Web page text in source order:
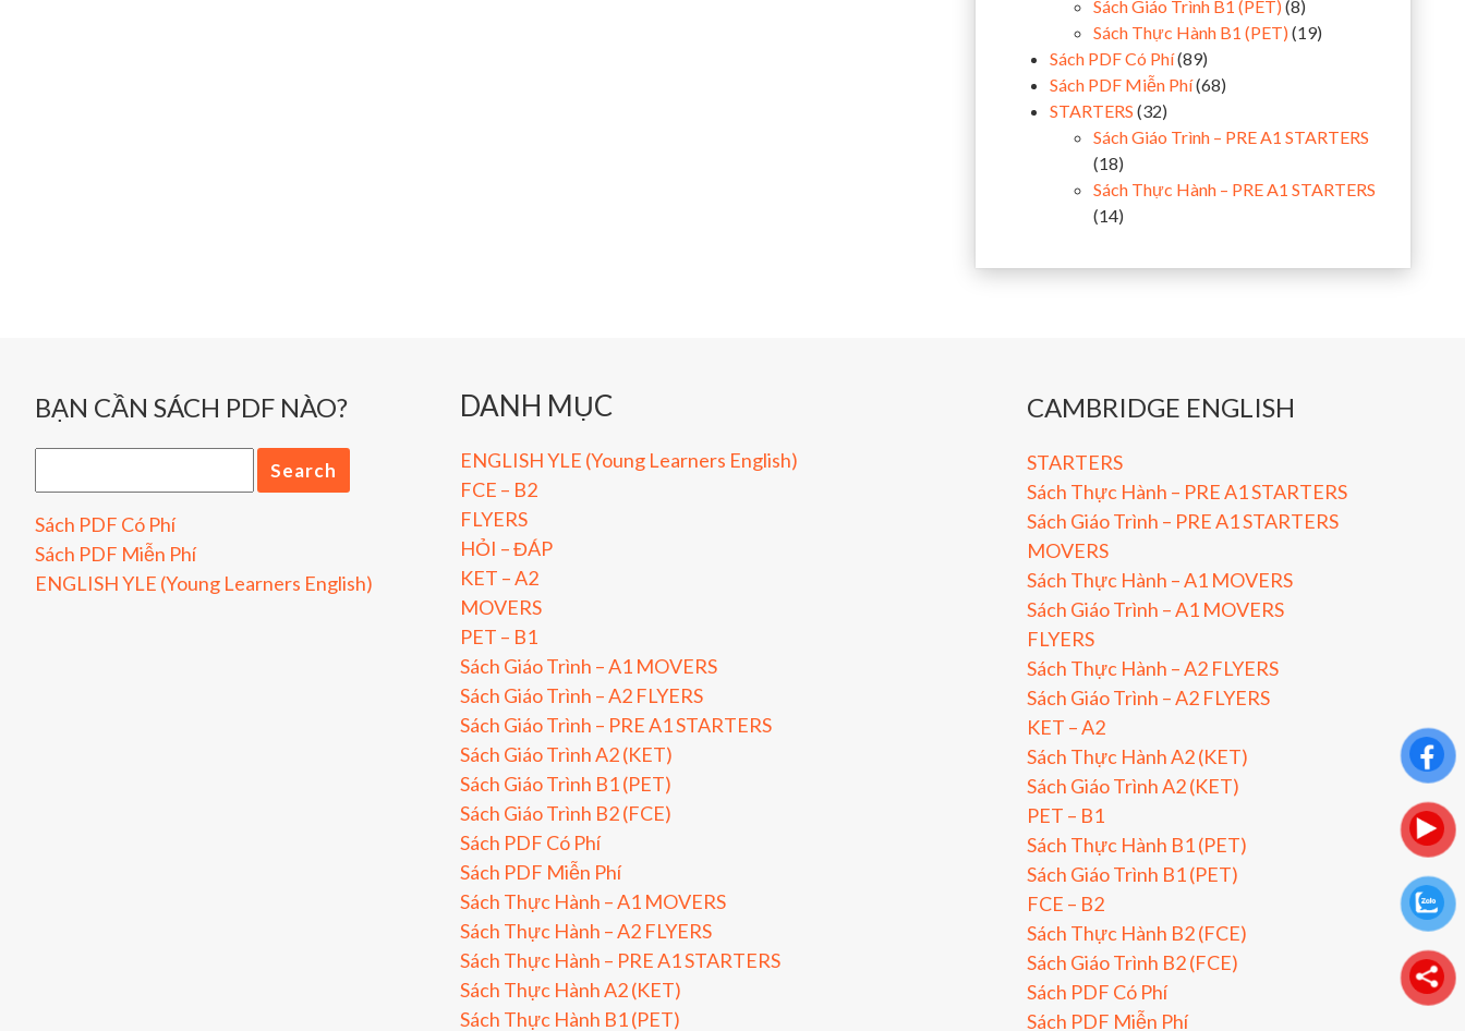
Sách Giáo Trình B1 (PET) (8)
Sách Thực Hành B1 (PET) (19)
Sách PDF Có Phí(89)
Sách PDF Miễn Phí(68)
STARTERS (32)
Sách Giáo Trình – PRE A1 STARTERS
(18)
Sách Thực Hành – PRE A1 STARTERS
(14)
BẠN CẦN SÁCH PDF NÀO?
Sách PDF Có Phí
Sách PDF Miễn Phí
ENGLISH YLE (Young Learners English)
DANH MỤC
ENGLISH YLE (Young Learners English)
FCE – B2
FLYERS
HỎI – ĐÁP
KET – A2
MOVERS
PET – B1
Sách Giáo Trình – A1 MOVERS
Sách Giáo Trình – A2 FLYERS
Sách Giáo Trình – PRE A1 STARTERS
Sách Giáo Trình A2 (KET)
Sách Giáo Trình B1 (PET)
Sách Giáo Trình B2 (FCE)
Sách PDF Có Phí
Sách PDF Miễn Phí
Sách Thực Hành – A1 MOVERS
Sách Thực Hành – A2 FLYERS
Sách Thực Hành – PRE A1 STARTERS
Sách Thực Hành A2 (KET)
Sách Thực Hành B1 (PET)
CAMBRIDGE ENGLISH
STARTERS
Sách Thực Hành – PRE A1 STARTERS
Sách Giáo Trình – PRE A1 STARTERS
MOVERS
Sách Thực Hành – A1 MOVERS
Sách Giáo Trình – A1 MOVERS
FLYERS
Sách Thực Hành – A2 FLYERS
Sách Giáo Trình – A2 FLYERS
KET – A2
Sách Thực Hành A2 (KET)
Sách Giáo Trình A2 (KET)
PET – B1
Sách Thực Hành B1 (PET)
Sách Giáo Trình B1 (PET)
FCE – B2
Sách Thực Hành B2 (FCE)
Sách Giáo Trình B2 (FCE)
Sách PDF Có Phí
Sách PDF Miễn Phí